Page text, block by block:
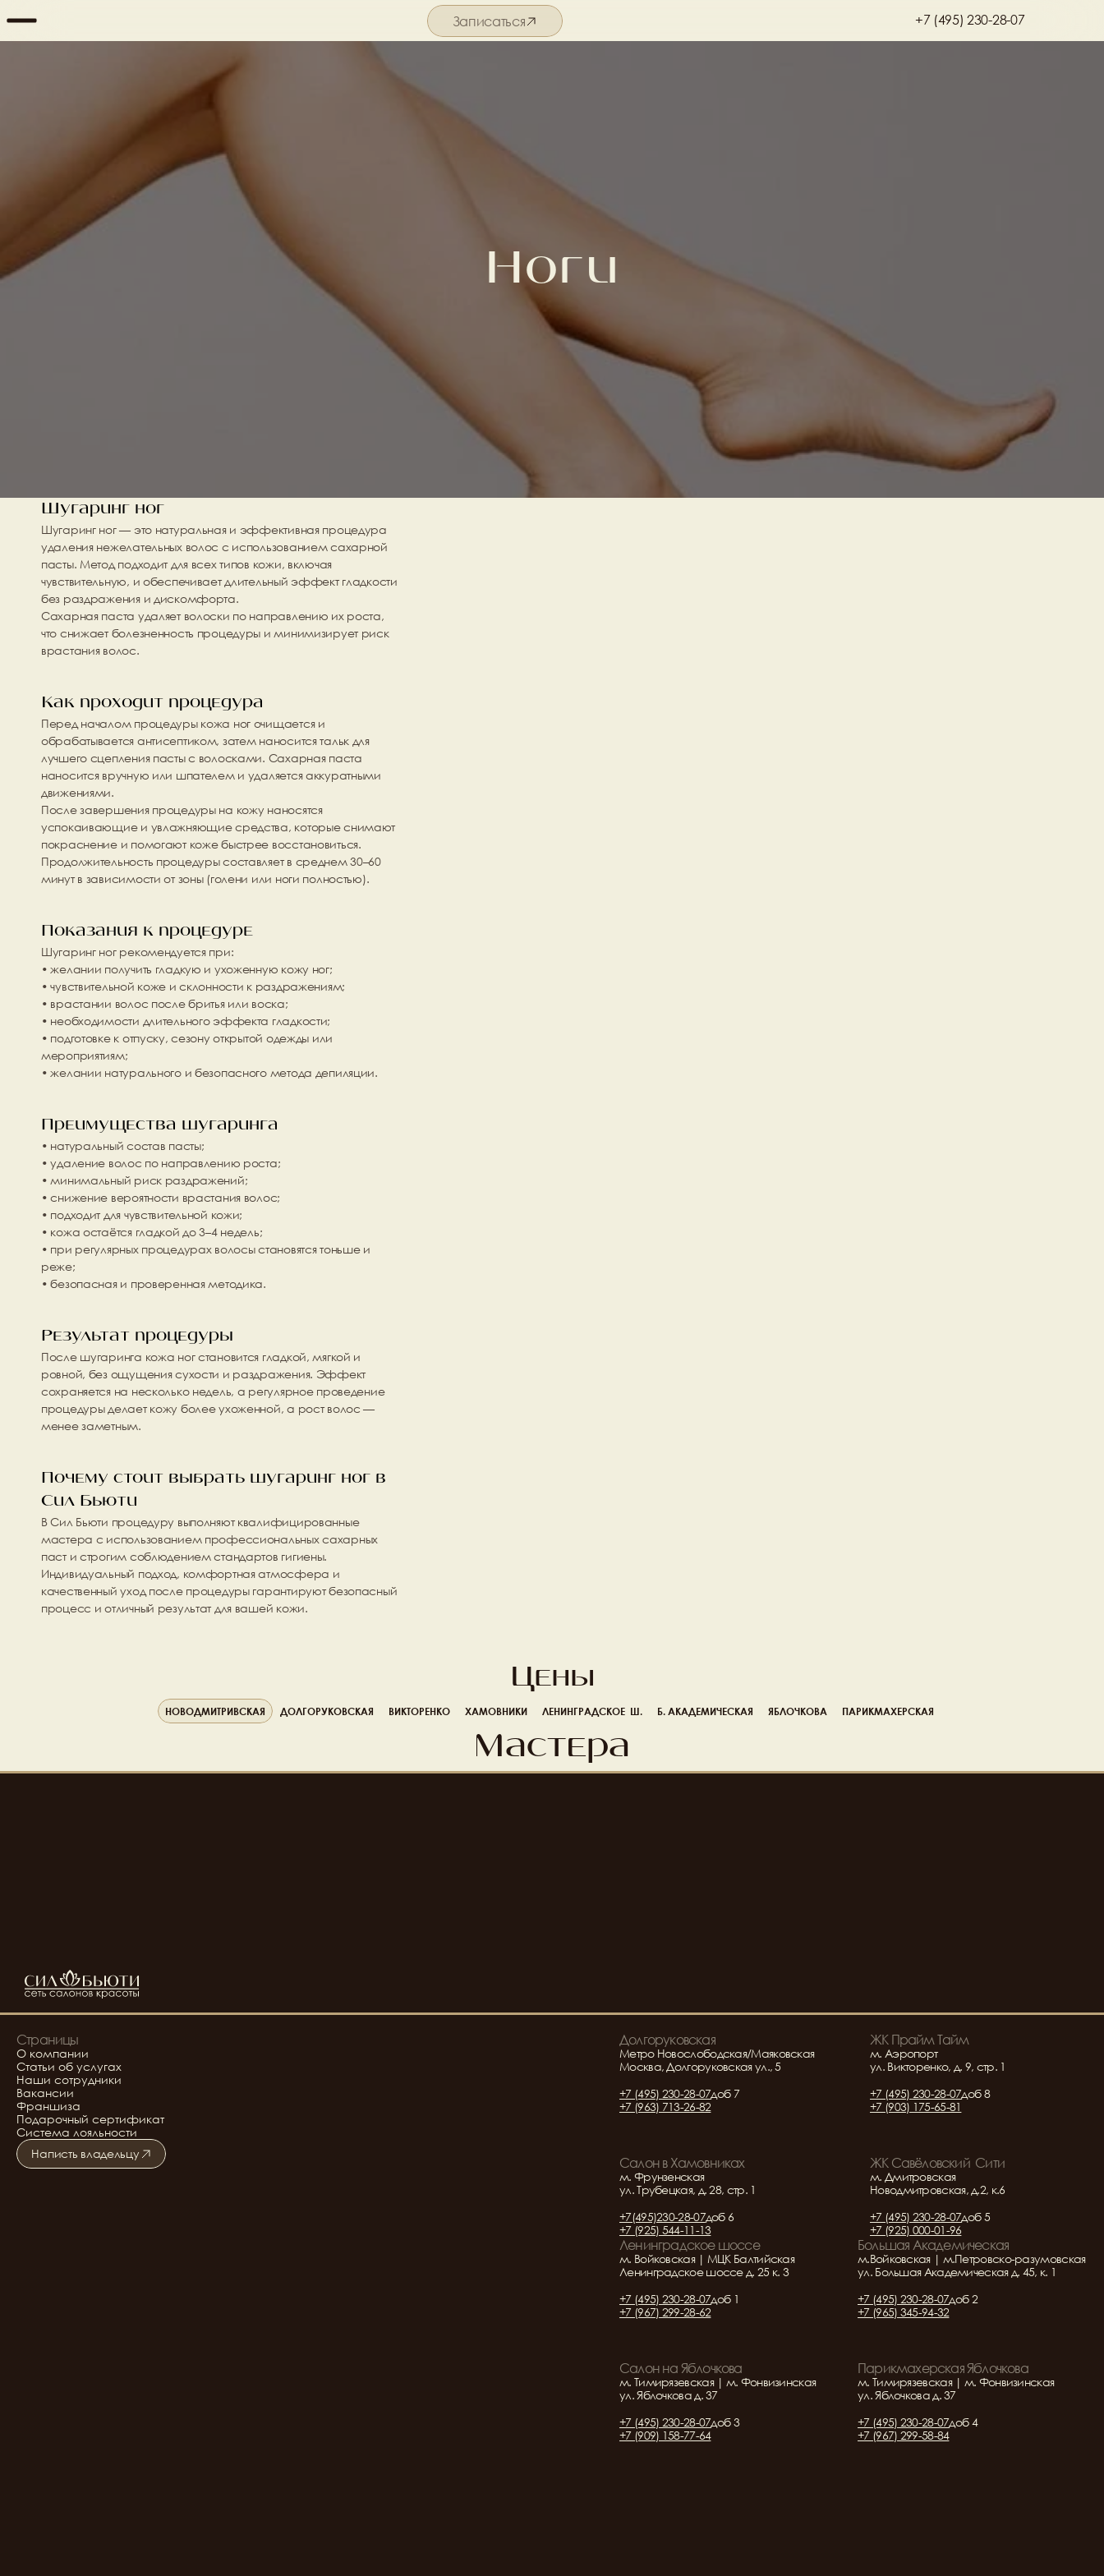
Записаться +7 (495) 230-28-07
Ноги
Шугаринг ног
Шугаринг ног — это натуральная и эффективная процедура
удаления нежелательных волос с использованием сахарной
пасты. Метод подходит для всех типов кожи, включая
чувствительную, и обеспечивает длительный эффект гладкости
без раздражения и дискомфорта.
Сахарная паста удаляет волоски по направлению их роста,
что снижает болезненность процедуры и минимизирует риск
врастания волос.
Как проходит процедура
Перед началом процедуры кожа ног очищается и
обрабатывается антисептиком, затем наносится тальк для
лучшего сцепления пасты с волосками. Сахарная паста
наносится вручную или шпателем и удаляется аккуратными
движениями.
После завершения процедуры на кожу наносятся
успокаивающие и увлажняющие средства, которые снимают
покраснение и помогают коже быстрее восстановиться.
Продолжительность процедуры составляет в среднем 30–60
минут в зависимости от зоны (голени или ноги полностью).
Показания к процедуре
Шугаринг ног рекомендуется при:
• желании получить гладкую и ухоженную кожу ног;
• чувствительной коже и склонности к раздражениям;
• врастании волос после бритья или воска;
• необходимости длительного эффекта гладкости;
• подготовке к отпуску, сезону открытой одежды или
мероприятиям;
• желании натурального и безопасного метода депиляции.
Преимущества шугаринга
• натуральный состав пасты;
• удаление волос по направлению роста;
• минимальный риск раздражений;
• снижение вероятности врастания волос;
• подходит для чувствительной кожи;
• кожа остаётся гладкой до 3–4 недель;
• при регулярных процедурах волосы становятся тоньше и
реже;
• безопасная и проверенная методика.
Результат процедуры
После шугаринга кожа ног становится гладкой, мягкой и
ровной, без ощущения сухости и раздражения. Эффект
сохраняется на несколько недель, а регулярное проведение
процедуры делает кожу более ухоженной, а рост волос —
менее заметным.
Почему стоит выбрать шугаринг ног в
Сил Бьюти
В Сил Бьюти процедуру выполняют квалифицированные
мастера с использованием профессиональных сахарных
паст и строгим соблюдением стандартов гигиены.
Индивидуальный подход, комфортная атмосфера и
качественный уход после процедуры гарантируют безопасный
процесс и отличный результат для вашей кожи.
Цены
НОВОДМИТРИВСКАЯ ДОЛГОРУКОВСКАЯ ВИКТОРЕНКО ХАМОВНИКИ ЛЕНИНГРАДСКОЕ  Ш. Б. АКАДЕМИЧЕСКАЯ ЯБЛОЧКОВА ПАРИКМАХЕРСКАЯ
Мастера
Страницы
О компании
Статьи об услугах
Наши сотрудники
Вакансии
Франшиза
Подарочный сертификат
Система лояльности
Написть владельцу
Долгоруковская
Метро Новослободская/Маяковская
Москва, Долгоруковская ул., 5
+7 (495) 230-28-07доб 7
+7 (963) 713-26-82
ЖК Прайм Тайм
м. Аэропорт
ул. Викторенко, д. 9, стр. 1
+7 (495) 230-28-07доб 8
+7 (903) 175-65-81
Салон в Хамовниках
м. Фрунзенская
ул. Трубецкая, д. 28, стр. 1
+7(495)230-28-07доб 6
+7 (925) 544-11-13
ЖК Савёловский  Сити
м. Дмитровская
Новодмитровская, д.2, к.6
+7 (495) 230-28-07доб 5
+7 (925) 000-01-96
Ленинградское шоссе
м. Войковская | МЦК Балтийская
Ленинградское шоссе д. 25 к. 3
+7 (495) 230-28-07доб 1
+7 (967) 299-28-62
Большая Академическая
м.Войковская | м.Петровско-разумовская
ул. Большая Академическая д. 45, к. 1
+7 (495) 230-28-07доб 2
+7 (965) 345-94-32
Салон на Яблочкова
м. Тимирязевская | м. Фонвизинская
ул. Яблочкова д. 37
+7 (495) 230-28-07доб 3
+7 (909) 158-77-64
Парикмахерская Яблочкова
м. Тимирязевская | м. Фонвизинская
ул. Яблочкова д. 37
+7 (495) 230-28-07доб 4
+7 (967) 299-58-84